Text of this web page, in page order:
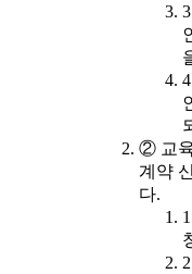
② 교
계약
다.